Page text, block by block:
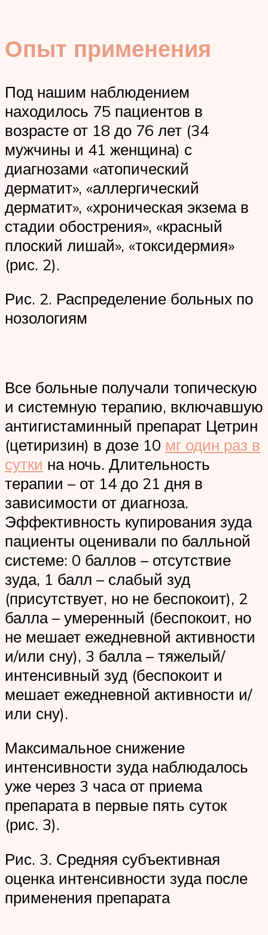
Опыт применения
Под нашим наблюдением
находилось 75 пациентов в
возрасте от 18 до 76 лет (34
мужчины и 41 женщина) с
диагнозами «атопический
дерматит», «аллергический
дерматит», «хроническая экзема в
стадии обострения», «красный
плоский лишай», «токсидермия»
(рис. 2).
Рис. 2. Распределение больных по
нозологиям
Все больные получали топическую
и системную терапию, включавшую
антигистаминный препарат Цетрин
(цетиризин) в дозе 10 мг один раз в
сутки на ночь. Длительность
терапии – от 14 до 21 дня в
зависимости от диагноза.
Эффективность купирования зуда
пациенты оценивали по балльной
системе: 0 баллов – отсутствие
зуда, 1 балл – слабый зуд
(присутствует, но не беспокоит), 2
балла – умеренный (беспокоит, но
не мешает ежедневной активности
и/или сну), 3 балла – тяжелый/
интенсивный зуд (беспокоит и
мешает ежедневной активности и/
или сну).
Максимальное снижение
интенсивности зуда наблюдалось
уже через 3 часа от приема
препарата в первые пять суток
(рис. 3).
Рис. 3. Средняя субъективная
оценка интенсивности зуда после
применения препарата